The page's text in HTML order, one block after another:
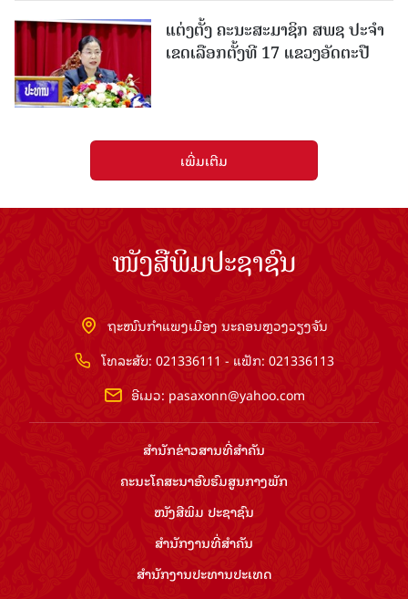
ແຕ່ງຕັ້ງ ຄະນະສະມາຊິກ ສພຊ ປະຈຳ
ເຂດເລືອກຕັ້ງທີ 17 ແຂວງອັດຕະປື
ເພີ່ມເຕີມ
ໜັງສືພິມປະຊາຊົນ
ຖະໜົນກຳແພງເມືອງ ນະຄອນຫຼວງວຽງຈັນ
ໂທລະສັບ: 021336111 - ແຟັກ: 021336113
ອີເມວ: pasaxonn@yahoo.com
ສຳ​ນັກ​ຂ່າວ​ສານ​ທີ່​ສຳ​ຄັນ​
ຄະນະໂຄສະນາອົບຮົມ​ສູນ​ກາງ​ພັກ
ໜັງສືພິມ ປະ​ຊາ​ຊົນ
ສຳ​ນັກ​ງານ​ທີ່​ສຳ​ຄັນ
ສຳ​ນັກ​ງານ​ປະ​ທານ​ປະ​ເທດ